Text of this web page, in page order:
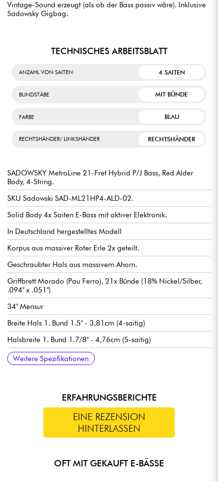
Vintage-Sound erzeugt (als ob der Bass passiv wäre). Inklusive
Sadowsky Gigbag.
TECHNISCHES ARBEITSBLATT
ANZAHL VON SAITEN 4 SAITEN
BUNDSTÄBE MIT BÜNDE
FARBE BLAU
RECHTSHÄNDER/ LINKSHÄNDER RECHTSHÄNDER
SADOWSKY MetroLine 21-Fret Hybrid P/J Bass, Red Alder
Body, 4-String.
SKU Sadowski SAD-ML21HP4-ALD-02.
Solid Body 4x Saiten E-Bass mit aktiver Elektronik.
In Deutschland hergestelltes Modell
Korpus aus massiver Roter Erle 2x geteilt.
Geschraubter Hals aus massivem Ahorn.
Griffbrett Morado (Pau Ferro), 21x Bünde (18% Nickel/Silber,
.094" x .051")
34" Mensur
Breite Hals 1. Bund 1.5" - 3,81cm (4-saitig)
Halsbreite 1. Bund 1.7/8" - 4,76cm (5-saitig)
Hals-Pickup Sadowsky P-Style
Sadowsky hum-cancelling J-Style Mikrosteg
Pre-amp Sadowsky Treble & Bass boost (true bypass switch)
Volume / Balance / Vintage Tone Control (Push/Pull für
Preamp-Bypass) / Treble & Bass (konzentrische Potentiometer).
Sadowski Quick String Release Steg
Sadowsky Light Machine Heads stimmmechaniken
Verkauft mit Sadowsky Portabag
Weitere Spezifikationen
ERFAHRUNGSBERICHTE
EINE REZENSION
HINTERLASSEN
OFT MIT GEKAUFT E-BÄSSE